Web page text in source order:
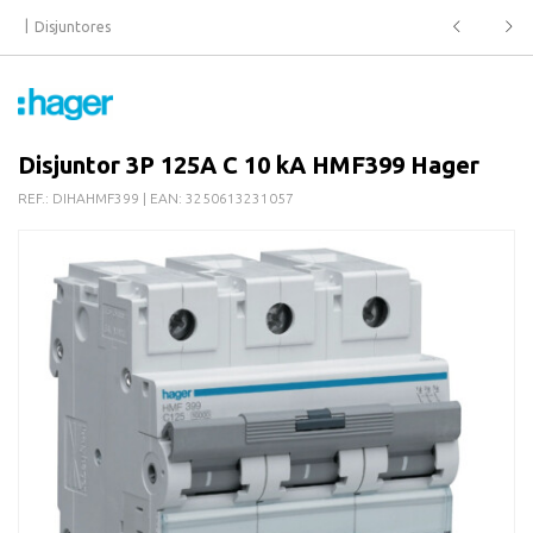
Disjuntores
Disjuntor 3P 125A C 10 kA HMF399 Hager
REF.: DIHAHMF399 | EAN: 3250613231057